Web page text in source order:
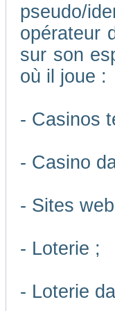
pseudo/
opérateur
sur son
où il joue :
- Casinos
- Casino
- Sites
- Loterie ;
- Loterie